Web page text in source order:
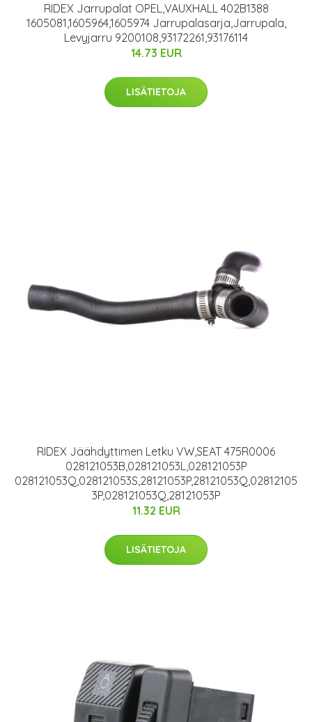
RIDEX Jarrupalat OPEL,VAUXHALL 402B1388
1605081,1605964,1605974 Jarrupalasarja,Jarrupala,
Levyjarru 9200108,93172261,93176114
14.73 EUR
LISÄTIETOJA
RIDEX Jäähdyttimen Letku VW,SEAT 475R0006
028121053B,028121053L,028121053P
028121053Q,028121053S,28121053P,28121053Q,02812105
3P,028121053Q,28121053P
11.32 EUR
LISÄTIETOJA